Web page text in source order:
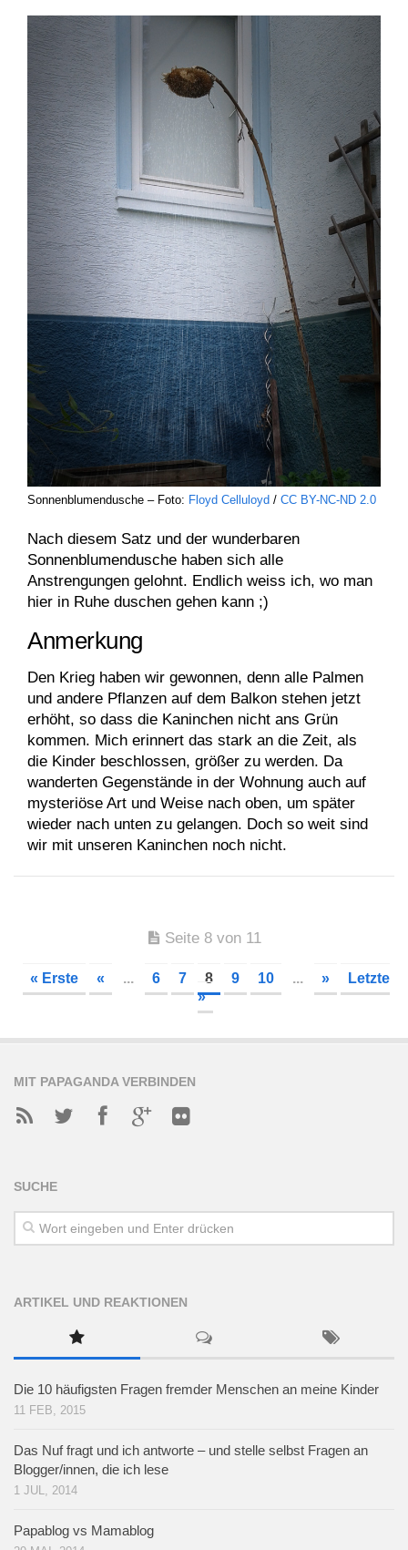
Sonnenblumendusche – Foto: Floyd Celluloyd / CC BY-NC-ND 2.0
Nach diesem Satz und der wunderbaren
Sonnenblumendusche haben sich alle
Anstrengungen gelohnt. Endlich weiss ich, wo man
hier in Ruhe duschen gehen kann ;)
Anmerkung
Den Krieg haben wir gewonnen, denn alle Palmen
und andere Pflanzen auf dem Balkon stehen jetzt
erhöht, so dass die Kaninchen nicht ans Grün
kommen. Mich erinnert das stark an die Zeit, als
die Kinder beschlossen, größer zu werden. Da
wanderten Gegenstände in der Wohnung auch auf
mysteriöse Art und Weise nach oben, um später
wieder nach unten zu gelangen. Doch so weit sind
wir mit unseren Kaninchen noch nicht.
Seite 8 von 11
« Erste « ... 6 7 8 9 10 ... »
Letzte
»
MIT PAPAGANDA VERBINDEN
SUCHE
ARTIKEL UND REAKTIONEN
Die 10 häufigsten Fragen fremder Menschen an meine Kinder
11 FEB, 2015
Das Nuf fragt und ich antworte – und stelle selbst Fragen an
Blogger/innen, die ich lese
1 JUL, 2014
Papablog vs Mamablog